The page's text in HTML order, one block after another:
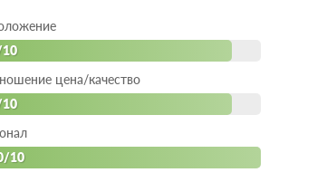
цена/качество
10